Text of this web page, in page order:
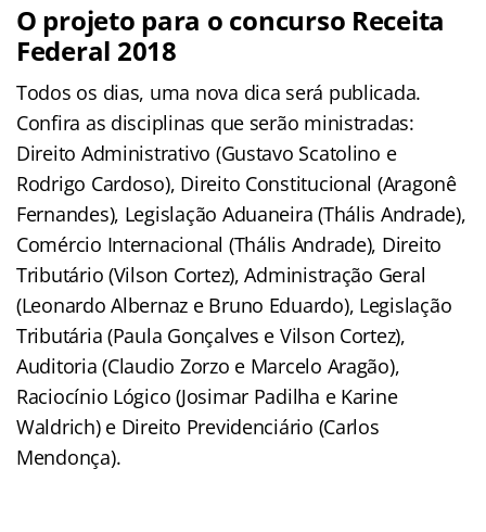
O projeto para o concurso Receita
Federal 2018
Todos os dias, uma nova dica será publicada.
Confira as disciplinas que serão ministradas:
Direito Administrativo (Gustavo Scatolino e
Rodrigo Cardoso), Direito Constitucional (Aragonê
Fernandes), Legislação Aduaneira (Thális Andrade),
Comércio Internacional (Thális Andrade), Direito
Tributário (Vilson Cortez), Administração Geral
(Leonardo Albernaz e Bruno Eduardo), Legislação
Tributária (Paula Gonçalves e Vilson Cortez),
Auditoria (Claudio Zorzo e Marcelo Aragão),
Raciocínio Lógico (Josimar Padilha e Karine
Waldrich) e Direito Previdenciário (Carlos
Mendonça).